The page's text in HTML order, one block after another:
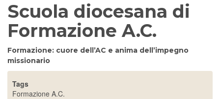
Scuola diocesana di
Formazione A.C.
Formazione: cuore dell’AC e anima dell’impegno
missionario
Tags
Formazione A.C.